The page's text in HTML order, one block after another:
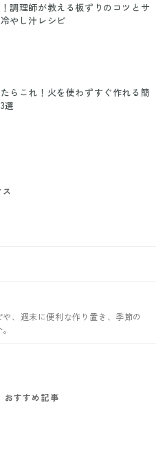
調理師が教える板ずりのコツとサ
やし汁レシピ
らこれ！火を使わずすぐ作れる簡
選
、週末に便利な作り置き、季節の
おすすめ記事